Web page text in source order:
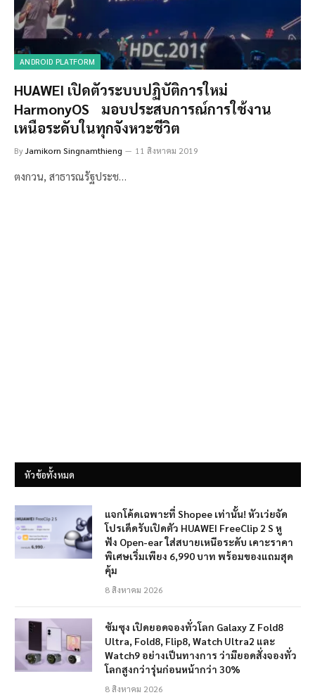
ANDROID PLATFORM
HUAWEI เปิดตัวระบบปฏิบัติการใหม่
HarmonyOS มอบประสบการณ์การใช้งาน
เหนือระดับในทุกจังหวะชีวิต
ByJamikorn Singnamthieng 11 สิงหาคม 2019
ตงกวน, สาธารณรัฐประช…
หัวข้อทั้งหมด
แจกโค้ดเฉพาะที่ Shopee เท่านั้น! หัวเว่ยจัด
โปรเด็ดรับเปิดตัว HUAWEI FreeClip 2 S หู
ฟัง Open-ear ใส่สบายเหนือระดับ เคาะราคา
พิเศษเริ่มเพียง 6,990 บาท พร้อมของแถมสุด
คุ้ม
8 สิงหาคม 2026
ซัมซุง เปิดยอดจองทั่วโลก Galaxy Z Fold8
Ultra, Fold8, Flip8, Watch Ultra2 และ
Watch9 อย่างเป็นทางการ ว่ามียอดสั่งจองทั่ว
โลกสูงกว่ารุ่นก่อนหน้ากว่า 30%
8 สิงหาคม 2026